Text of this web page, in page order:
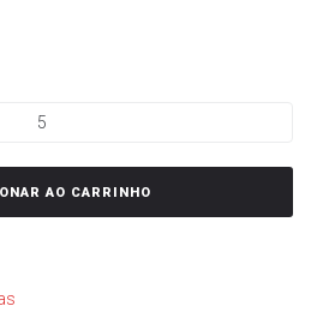
AO CARRINHO